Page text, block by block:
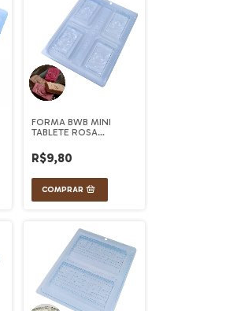
FORMA BWB MINI
TABLETE ROSA
R$9,80